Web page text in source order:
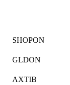
SHOPON
GLDON
AXTIB